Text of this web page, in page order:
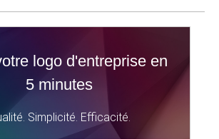
logo d'entreprise en
5 minutes
Simplicité. Efficacité.